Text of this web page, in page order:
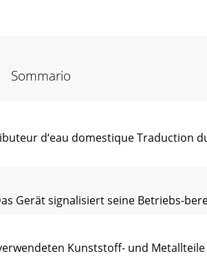
Sommario
d‘eau domestique Traduction
Gerät signalisiert seine Betriebs-
Kunststoff- und